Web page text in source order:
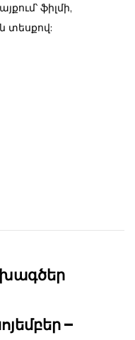
ֆիլմի,
տեսքով:
–